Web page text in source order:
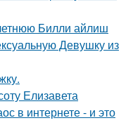
Билли айлиш
Девушку из
Елизавета
в интернете - и это